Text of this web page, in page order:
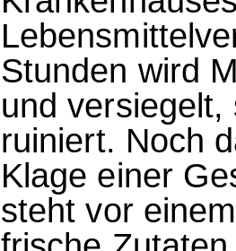
Stunden wird
und
ruiniert. Noch
Klage einer
steht vor